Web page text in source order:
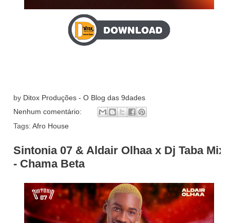
by Ditox Produções - O Blog das 9dades
Nenhum comentário:
Tags: Afro House
Sintonia 07 & Aldair Olhaa x Dj Taba Mix
- Chama Beta